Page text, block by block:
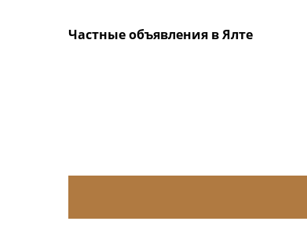
Частные объявления в Ялте